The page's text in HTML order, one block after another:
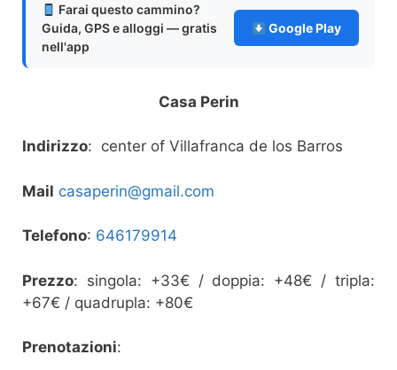
Farai questo cammino?
Guida, GPS e alloggi — gratis
nell'app
Google Play
Casa Perin
Indirizzo: center of Villafranca de los Barros
Mail casaperin@gmail.com
Telefono: 646179914
Prezzo: singola: +33€ / doppia: +48€ / tripla:
+67€ / quadrupla: +80€
Prenotazioni: